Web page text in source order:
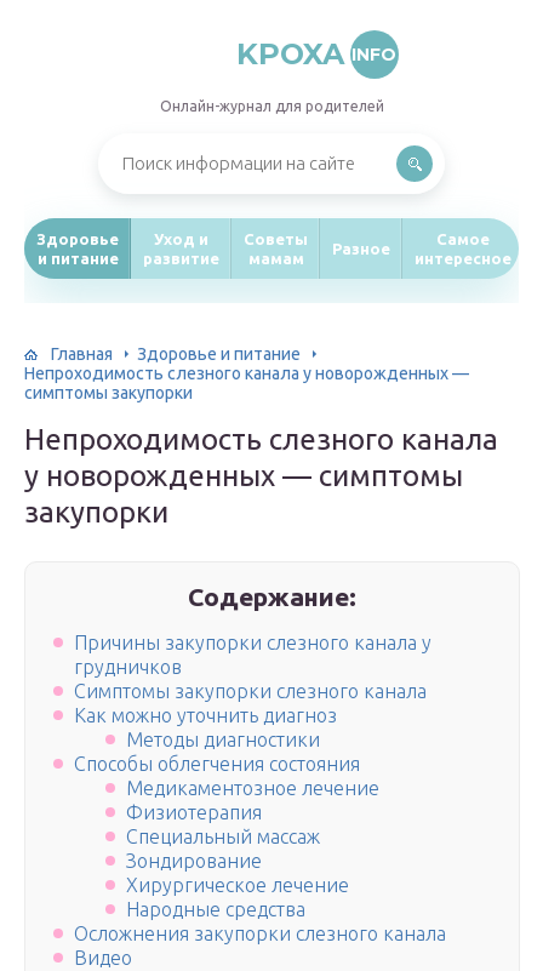
KPOXA INFO
Онлайн-журнал для родителей
Здоровье
и питание
Уход и
развитие
Советы
мамам
Разное
Самое
интересное
Главная
Здоровье и питание
Непроходимость слезного канала у новорожденных —
симптомы закупорки
Непроходимость слезного канала
у новорожденных — симптомы
закупорки
Содержание:
Причины закупорки слезного канала у
грудничков
Симптомы закупорки слезного канала
Как можно уточнить диагноз
Методы диагностики
Способы облегчения состояния
Медикаментозное лечение
Физиотерапия
Специальный массаж
Зондирование
Хирургическое лечение
Народные средства
Осложнения закупорки слезного канала
Видео